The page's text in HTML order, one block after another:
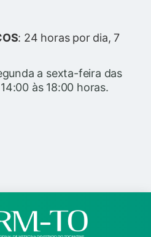
: 24 horas por dia, 7
a sexta-feira das
às 18:00 horas.